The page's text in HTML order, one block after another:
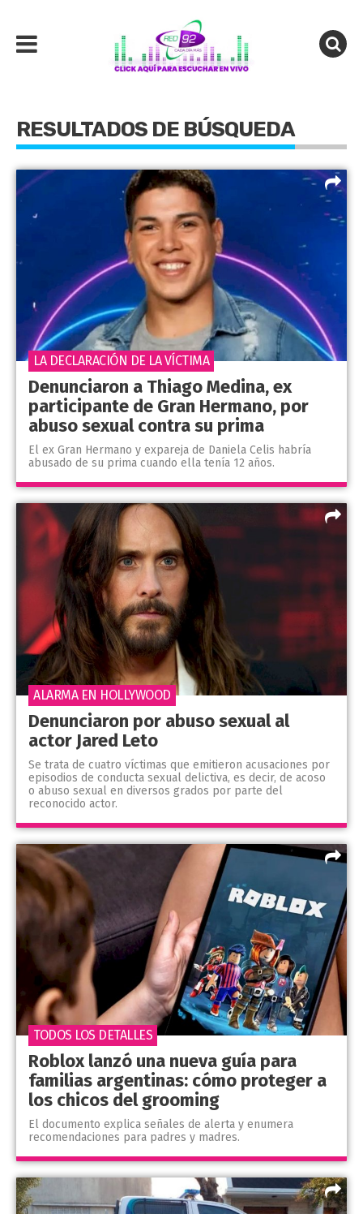
RESULTADOS DE BÚSQUEDA
Denunciaron a Thiago Medina, ex
participante de Gran Hermano, por
abuso sexual contra su prima
El ex Gran Hermano y expareja de Daniela Celis habría
abusado de su prima cuando ella tenía 12 años.
LA DECLARACIÓN DE LA VÍCTIMA
Denunciaron por abuso sexual al
actor Jared Leto
Se trata de cuatro víctimas que emitieron acusaciones por
episodios de conducta sexual delictiva, es decir, de acoso
o abuso sexual en diversos grados por parte del
reconocido actor.
ALARMA EN HOLLYWOOD
Roblox lanzó una nueva guía para
familias argentinas: cómo proteger a
los chicos del grooming
El documento explica señales de alerta y enumera
recomendaciones para padres y madres.
TODOS LOS DETALLES